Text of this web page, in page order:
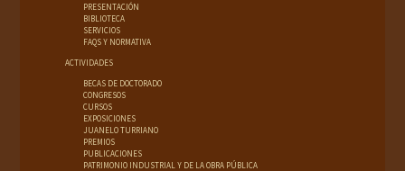
PRESENTACIÓN
BIBLIOTECA
SERVICIOS
FAQS Y NORMATIVA
ACTIVIDADES
BECAS DE DOCTORADO
CONGRESOS
CURSOS
EXPOSICIONES
JUANELO TURRIANO
PREMIOS
PUBLICACIONES
PATRIMONIO INDUSTRIAL Y DE LA OBRA PÚBLICA